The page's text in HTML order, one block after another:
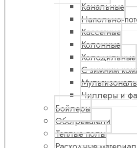
Канальные
Напольно-
Кассетные
Колонные
Холодильные
С зимним
Чиллеры и
Бойлеры
Обогреватели
Теплые полы